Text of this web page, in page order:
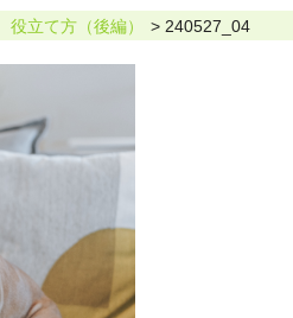
立て方（後編） 240527_04